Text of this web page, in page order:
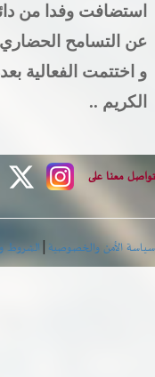
استضافت وفدا من
عن التسامح الحضاري
و اختتمت الفعالية
الكريم ..
معنا على
الأمن والخصوصية| الشروط